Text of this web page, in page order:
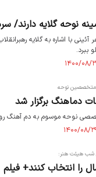
نوحه گلایه دارند/
با اشاره به گلایه
ببرد.
متخصصین نوحه
دماهنگ برگزار شد
روز چهارشنبه ۵ آبان در سالن سلمان هراتی
شب هیئت هنر:
را انتخاب کنند+ فیلم